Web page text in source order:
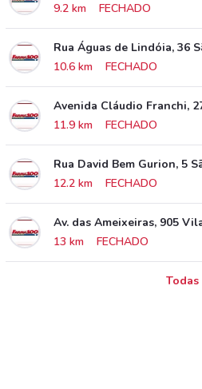
9.2 km
FECHADO
Rua Águas de Lindóia, 36
10.6 km
FECHADO
Avenida Cláudio Franchi,
11.9 km
FECHADO
Rua David Bem Gurion, 5
12.2 km
FECHADO
Av. das Ameixeiras, 905
13 km
FECHADO
Todas